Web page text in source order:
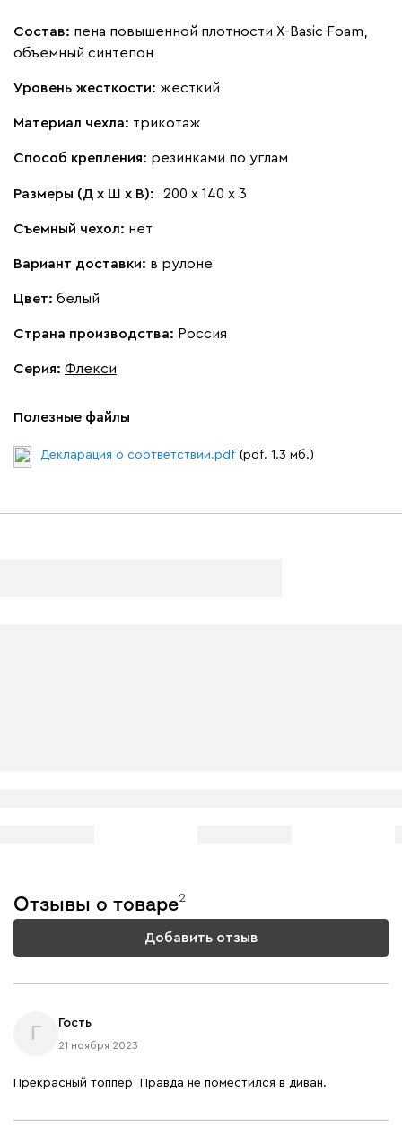
Состав: пена повышенной плотности X-Basic Foam,
объемный синтепон
Уровень жесткости: жесткий
Материал чехла: трикотаж
Способ крепления: резинками по углам
Размеры (Д х Ш х В): 200 х 140 х 3
Съемный чехол: нет
Вариант доставки: в рулоне
Цвет: белый
Страна производства: Россия
Серия: Флекси
Полезные файлы
Декларация о соответствии.pdf (pdf. 1.3 мб.)
Отзывы о товаре2
Добавить отзыв
Г
Гость
21 ноября 2023
Прекрасный топпер Правда не поместился в диван.